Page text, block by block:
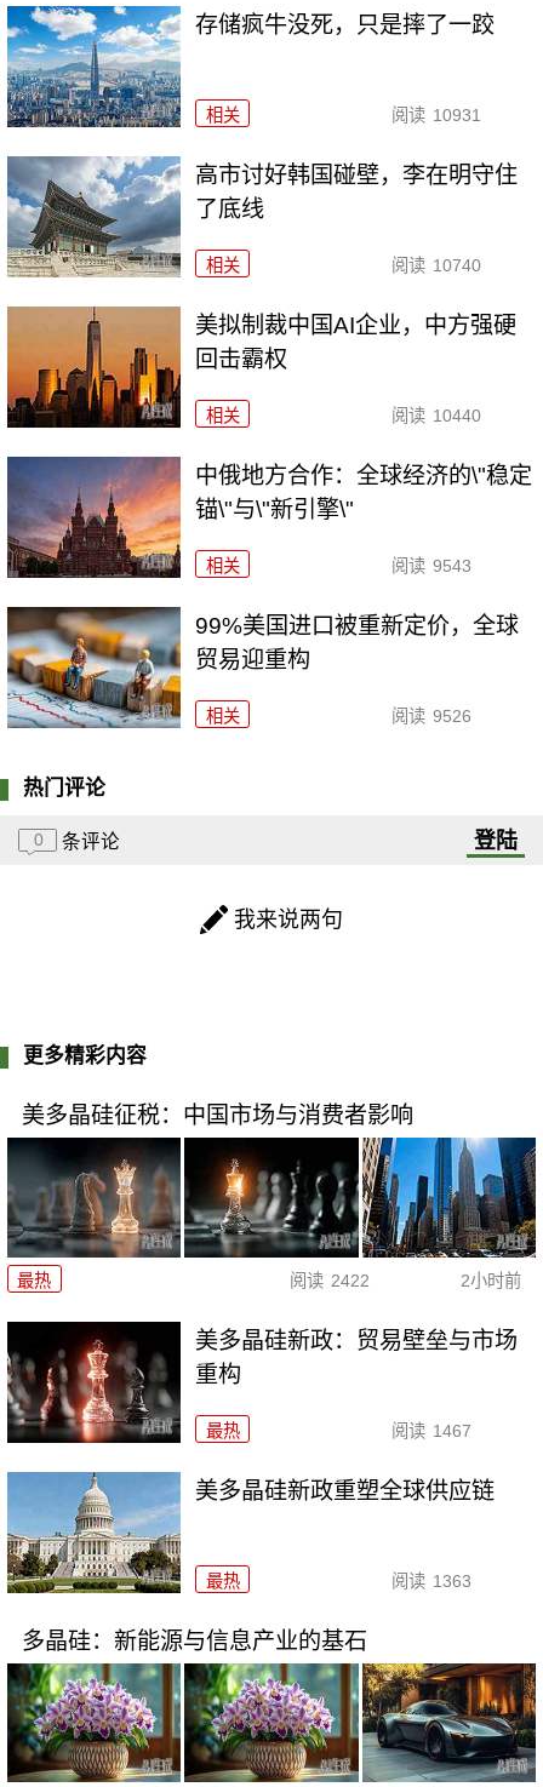
存储疯牛没死，只是摔了一跤
相关 阅读 10931
高市讨好韩国碰壁，李在明守住
了底线
相关 阅读 10740
美拟制裁中国AI企业，中方强硬
回击霸权
相关 阅读 10440
中俄地方合作：全球经济的\"稳定
锚\"与\"新引擎\"
相关 阅读 9543
99%美国进口被重新定价，全球
贸易迎重构
相关 阅读 9526
热门评论
0 条评论 登陆
我来说两句
更多精彩内容
美多晶硅征税：中国市场与消费者影响
最热 阅读 2422 2小时前
美多晶硅新政：贸易壁垒与市场
重构
最热 阅读 1467
美多晶硅新政重塑全球供应链
最热 阅读 1363
多晶硅：新能源与信息产业的基石